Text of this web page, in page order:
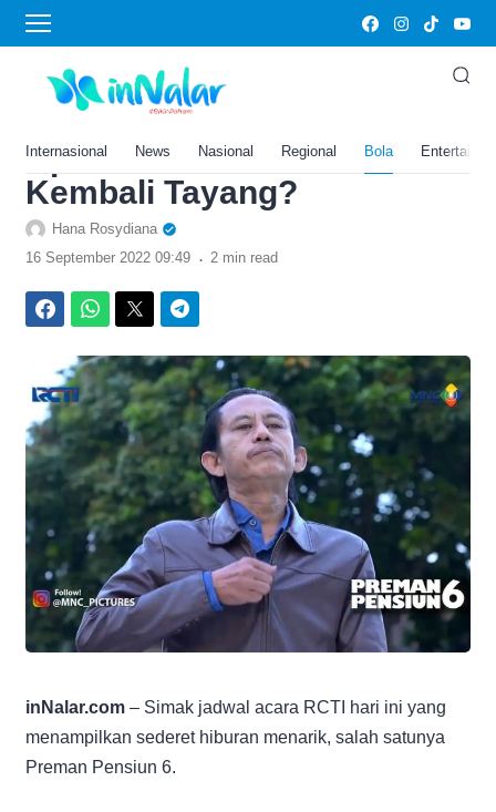
Internasional News Nasional Regional Bola
Home›Bola
Jadwal Acara RCTI Hari ini
Jumat 16 September 2022:
Apa Preman Pensiun 6
Kembali Tayang?
Hana Rosydiana
16 September 2022 09:49 . 2 min read
inNalar.com – Simak jadwal acara RCTI hari ini yang
menampilkan sederet hiburan menarik, salah satunya
Preman Pensiun 6.